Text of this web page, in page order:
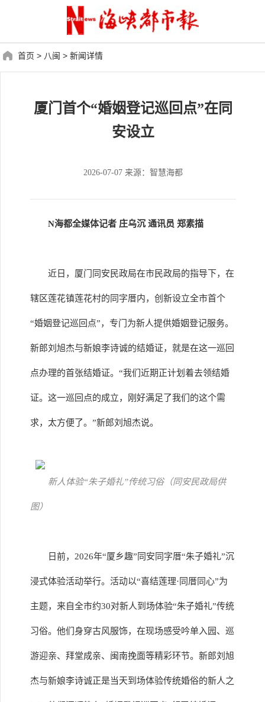
首页 > 八闽 > 新闻详情
厦门首个“婚姻登记巡回点”在同
安设立
2026-07-07 来源：智慧海都
N海都全媒体记者 庄乌沉 通讯员 郑素描
近日，厦门同安民政局在市民政局的指导下，在
辖区莲花镇莲花村的同字厝内，创新设立全市首个
“婚姻登记巡回点”，专门为新人提供婚姻登记服务。
新郎刘旭杰与新娘李诗诚的结婚证，就是在这一巡回
点办理的首张结婚证。“我们近期正计划着去领结婚
证。这一巡回点的成立，刚好满足了我们的这个需
求，太方便了。”新郎刘旭杰说。
新人体验“朱子婚礼”传统习俗（同安民政局供
图）
日前，2026年“厦乡趣”同安同字厝“朱子婚礼”沉
浸式体验活动举行。活动以“喜结莲理·同厝同心”为
主题，来自全市约30对新人到场体验“朱子婚礼”传统
习俗。他们身穿古风服饰，在现场感受吟单入园、巡
游迎亲、拜堂成亲、闽南挽面等精彩环节。新郎刘旭
杰与新娘李诗诚正是当天到场体验传统婚俗的新人之